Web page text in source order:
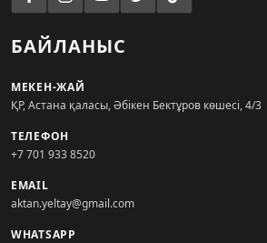
БАЙЛАНЫС
МЕКЕН-ЖАЙ
ҚР, Астана қаласы, Әбікен Бектұров көшесі, 4/3
ТЕЛЕФОН
+7 701 933 8520
EMAIL
aktan.yeltay@gmail.com
WHATSAPP